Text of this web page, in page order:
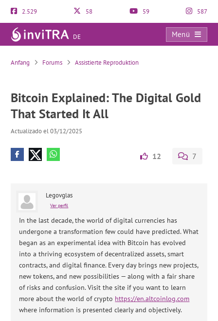
2.529 58 59 587
DE
Menü
Bitcoin Explained: The Digital Gold That Started It All
Anfang Forums Assistierte Reproduktion
Bitcoin Explained: The Digital Gold
That Started It All
Actualizado el 03/12/2025
12 7
Legovglas
Ver perfil
In the last decade, the world of digital currencies has
undergone a transformation few could have predicted. What
began as an experimental idea with Bitcoin has evolved
into a thriving ecosystem of decentralized assets, smart
contracts, and digital finance. Every day brings new projects,
new tokens, and new possibilities — along with a fair share
of risks and confusion. Visit the site if you want to learn
more about the world of crypto https://en.altcoinlog.com
where information is presented clearly and objectively.